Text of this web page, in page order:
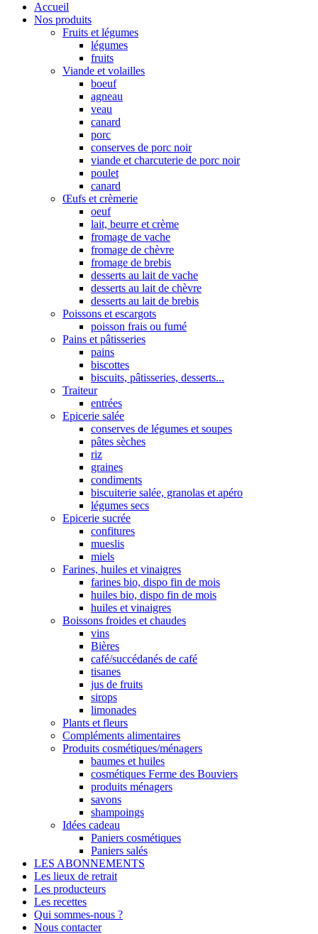
Accueil
Nos produits
Fruits et légumes
légumes
fruits
Viande et volailles
boeuf
agneau
veau
canard
porc
conserves de porc noir
viande et charcuterie de porc noir
poulet
canard
Œufs et crèmerie
oeuf
lait, beurre et crème
fromage de vache
fromage de chèvre
fromage de brebis
desserts au lait de vache
desserts au lait de chèvre
desserts au lait de brebis
Poissons et escargots
poisson frais ou fumé
Pains et pâtisseries
pains
biscottes
biscuits, pâtisseries, desserts...
Traiteur
entrées
Epicerie salée
conserves de légumes et soupes
pâtes sèches
riz
graines
condiments
biscuiterie salée, granolas et apéro
légumes secs
Epicerie sucrée
confitures
mueslis
miels
Farines, huiles et vinaigres
farines bio, dispo fin de mois
huiles bio, dispo fin de mois
huiles et vinaigres
Boissons froides et chaudes
vins
Bières
café/succédanés de café
tisanes
jus de fruits
sirops
limonades
Plants et fleurs
Compléments alimentaires
Produits cosmétiques/ménagers
baumes et huiles
cosmétiques Ferme des Bouviers
produits ménagers
savons
shampoings
Idées cadeau
Paniers cosmétiques
Paniers salés
LES ABONNEMENTS
Les lieux de retrait
Les producteurs
Les recettes
Qui sommes-nous ?
Nous contacter